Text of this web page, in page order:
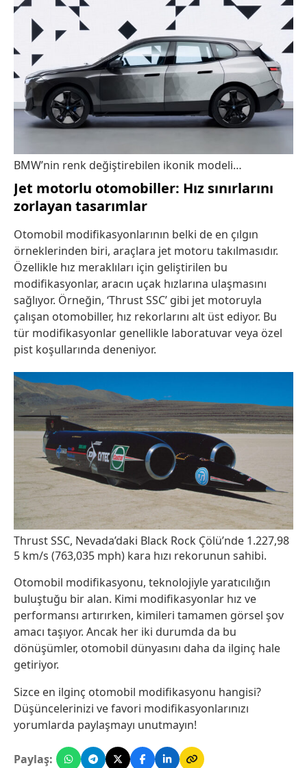
BMW’nin renk değiştirebilen ikonik modeli…
Jet motorlu otomobiller: Hız sınırlarını
zorlayan tasarımlar
Otomobil modifikasyonlarının belki de en çılgın
örneklerinden biri, araçlara jet motoru takılmasıdır.
Özellikle hız meraklıları için geliştirilen bu
modifikasyonlar, aracın uçak hızlarına ulaşmasını
sağlıyor. Örneğin, ‘Thrust SSC’ gibi jet motoruyla
çalışan otomobiller, hız rekorlarını alt üst ediyor. Bu
tür modifikasyonlar genellikle laboratuvar veya özel
pist koşullarında deneniyor.
Thrust SSC, Nevada’daki Black Rock Çölü’nde 1.227,98
5 km/s (763,035 mph) kara hızı rekorunun sahibi.
Otomobil modifikasyonu, teknolojiyle yaratıcılığın
buluştuğu bir alan. Kimi modifikasyonlar hız ve
performansı artırırken, kimileri tamamen görsel şov
amacı taşıyor. Ancak her iki durumda da bu
dönüşümler, otomobil dünyasını daha da ilginç hale
getiriyor.
Sizce en ilginç otomobil modifikasyonu hangisi?
Düşüncelerinizi ve favori modifikasyonlarınızı
yorumlarda paylaşmayı unutmayın!
Paylaş: